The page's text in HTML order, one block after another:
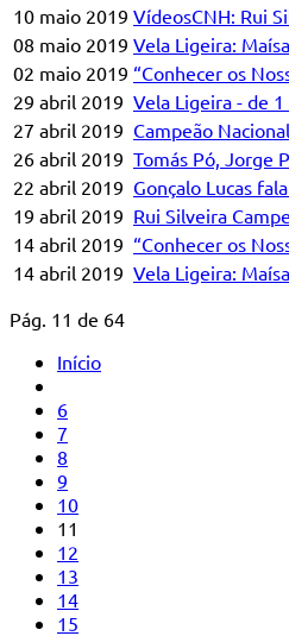
10 maio 2019 VídeosCNH: Rui
08 maio 2019 Vela Ligeira:
02 maio 2019 “Conhecer os
29 abril 2019 Vela Ligeira - de
27 abril 2019 Campeão
26 abril 2019 Tomás Pó, Jorge
22 abril 2019 Gonçalo Lucas
19 abril 2019 Rui Silveira
14 abril 2019 “Conhecer os
14 abril 2019 Vela Ligeira:
Pág. 11 de 64
Início
6
7
8
9
10
11
12
13
14
15